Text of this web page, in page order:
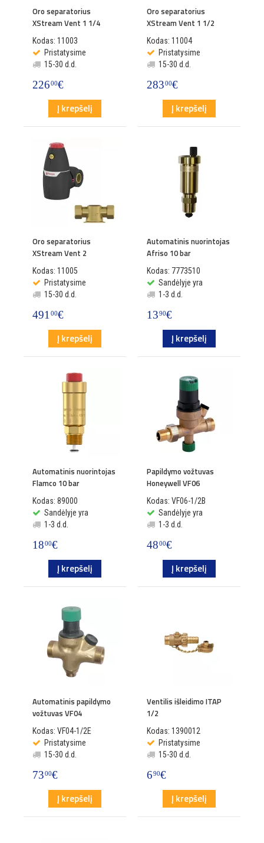
Oro separatorius
XStream Vent 1 1/4
Kodas: 11003
Pristatysime
15-30 d.d.
22600€
Į krepšelį
Oro separatorius
XStream Vent 1 1/2
Kodas: 11004
Pristatysime
15-30 d.d.
28300€
Į krepšelį
Oro separatorius
XStream Vent 2
Kodas: 11005
Pristatysime
15-30 d.d.
49100€
Į krepšelį
Automatinis nuorintojas
Afriso 10 bar
Kodas: 7773510
Sandėlyje yra
1-3 d.d.
1390€
Į krepšelį
Automatinis nuorintojas
Flamco 10 bar
Kodas: 89000
Sandėlyje yra
1-3 d.d.
1800€
Į krepšelį
Papildymo vožtuvas
Honeywell VF06
Kodas: VF06-1/2B
Sandėlyje yra
1-3 d.d.
4800€
Į krepšelį
Automatinis papildymo
vožtuvas VF04
Kodas: VF04-1/2E
Pristatysime
15-30 d.d.
7300€
Į krepšelį
Ventilis išleidimo ITAP
1/2
Kodas: 1390012
Pristatysime
15-30 d.d.
690€
Į krepšelį